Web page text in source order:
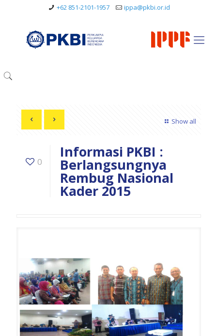
+62 851-2101-1957 ippa@pkbi.or.id
Show all
0
Informasi PKBI :
Berlangsungnya
Rembug Nasional
Kader 2015